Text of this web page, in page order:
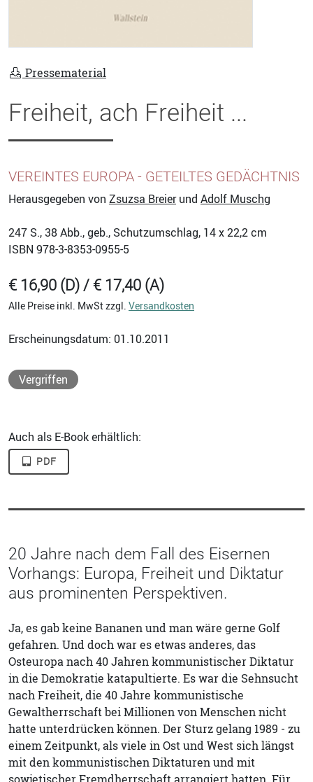
Pressematerial
Freiheit, ach Freiheit ...
VEREINTES EUROPA - GETEILTES GEDÄCHTNIS
Herausgegeben von Zsuzsa Breierund Adolf Muschg
247 S., 38 Abb., geb., Schutzumschlag, 14 x 22,2 cm
ISBN 978-3-8353-0955-5
€ 16,90 (D) / € 17,40 (A)
Alle Preise inkl. MwSt zzgl. Versandkosten
Erscheinungsdatum: 01.10.2011
Vergriffen
Auch als E-Book erhältlich:
PDF
20 Jahre nach dem Fall des Eisernen
Vorhangs: Europa, Freiheit und Diktatur
aus prominenten Perspektiven.
Ja, es gab keine Bananen und man wäre gerne Golf
gefahren. Und doch war es etwas anderes, das
Osteuropa nach 40 Jahren kommunistischer Diktatur
in die Demokratie katapultierte. Es war die Sehnsucht
nach Freiheit, die 40 Jahre kommunistische
Gewaltherrschaft bei Millionen von Menschen nicht
hatte unterdrücken können. Der Sturz gelang 1989 - zu
einem Zeitpunkt, als viele in Ost und West sich längst
mit den kommunistischen Diktaturen und mit
sowjetischer Fremdherrschaft arrangiert hatten. Für